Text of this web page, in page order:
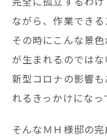
ながら、作業できる
その時にこんな景
が生まれるのでは
新型コロナの影響
れるきっかけになっ
そんなＭＨ様邸の